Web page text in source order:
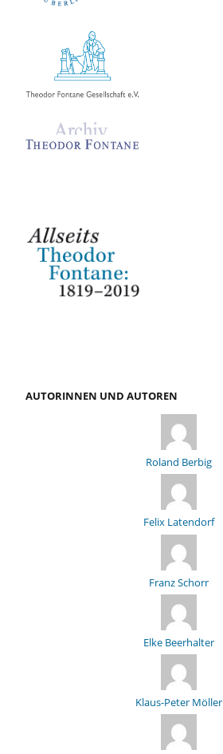
AUTORINNEN UND AUTOREN
Roland Berbig
Felix Latendorf
Franz Schorr
Elke Beerhalter
Klaus-Peter Möller